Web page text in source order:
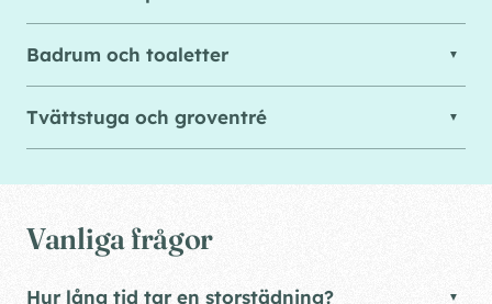
Badrum och toaletter
Tvättstuga och groventré
Vanliga frågor
Hur lång tid tar en storstädning?